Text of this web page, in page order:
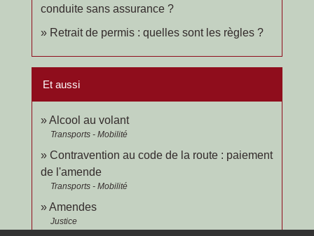
conduite sans assurance ?
Retrait de permis : quelles sont les règles ?
Et aussi
Alcool au volant
Transports - Mobilité
Contravention au code de la route : paiement
de l'amende
Transports - Mobilité
Amendes
Justice